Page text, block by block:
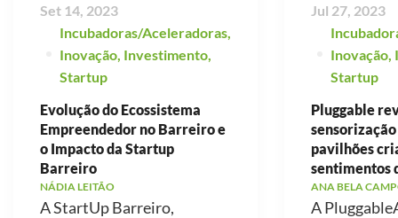
Set 14, 2023
Incubadoras/Aceleradoras
Inovação Investimento
Startup
Evolução do Ecossistema
Empreendedor no Barreiro e
o Impacto da Startup
Barreiro
NÁDIA LEITÃO
A StartUp Barreiro,
Jul 27, 2023
Inovação
Startup
Pluggable
pavilhões
sentimentos
ANA BELA
A